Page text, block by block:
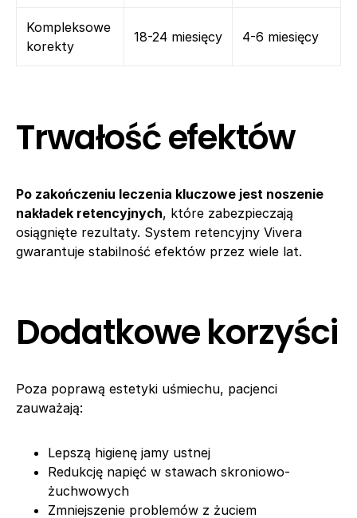
Kompleksowe
korekty
18-24 miesięcy 4-6 miesięcy
Trwałość efektów
Po zakończeniu leczenia kluczowe jest noszenie
nakładek retencyjnych, które zabezpieczają
osiągnięte rezultaty. System retencyjny Vivera
gwarantuje stabilność efektów przez wiele lat.
Dodatkowe korzyści
Poza poprawą estetyki uśmiechu, pacjenci
zauważają:
Lepszą higienę jamy ustnej
Redukcję napięć w stawach skroniowo-
żuchwowych
Zmniejszenie problemów z żuciem